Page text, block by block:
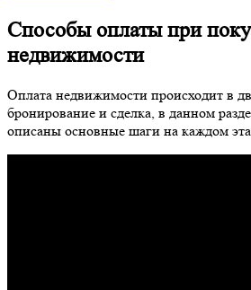
Способы оплаты при
недвижимости
Оплата недвижимости происходит в
бронирование и сделка, в данном
описаны основные шаги на каждом